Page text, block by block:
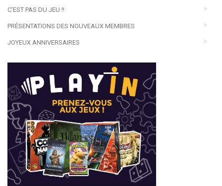
C'EST PAS DU JEU !!
PRÉSENTATIONS DES NOUVEAUX MEMBRES
JOYEUX ANNIVERSAIRES